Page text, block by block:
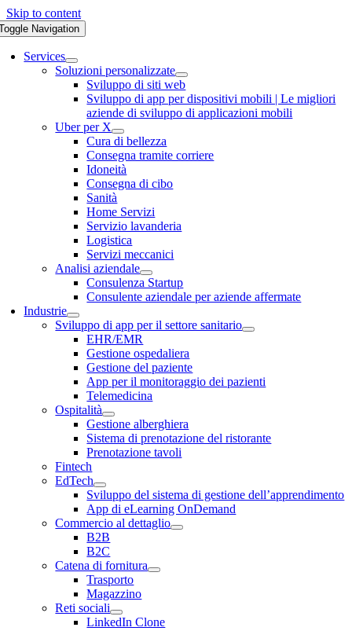
Skip to content
Navigation
Services
Soluzioni personalizzate
Sviluppo di siti web
Sviluppo di app per dispositivi mobili | Le migliori
aziende di sviluppo di applicazioni mobili
Uber per X
Cura di bellezza
Consegna tramite corriere
Idoneità
Consegna di cibo
Sanità
Home Servizi
Servizio lavanderia
Logistica
Servizi meccanici
Analisi aziendale
Consulenza Startup
Consulente aziendale per aziende affermate
Industrie
Sviluppo di app per il settore sanitario
EHR/EMR
Gestione ospedaliera
Gestione del paziente
App per il monitoraggio dei pazienti
Telemedicina
Ospitalità
Gestione alberghiera
Sistema di prenotazione del ristorante
Prenotazione tavoli
Fintech
EdTech
Sviluppo del sistema di gestione dell’apprendimento
App di eLearning OnDemand
Commercio al dettaglio
B2B
B2C
Catena di fornitura
Trasporto
Magazzino
Reti sociali
LinkedIn Clone